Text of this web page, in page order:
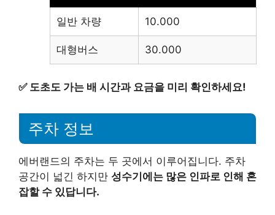
일반 차량 10.000
대형버스 30.000
✅ 도초도 가는 배 시간과 요금을 미리 확인하세요!
주차 정보
에버랜드의 주차는 두 곳에서 이루어집니다. 주차
공간이 넓긴 하지만 성수기에는 많은 인파로 인해 혼
잡할 수 있답니다.